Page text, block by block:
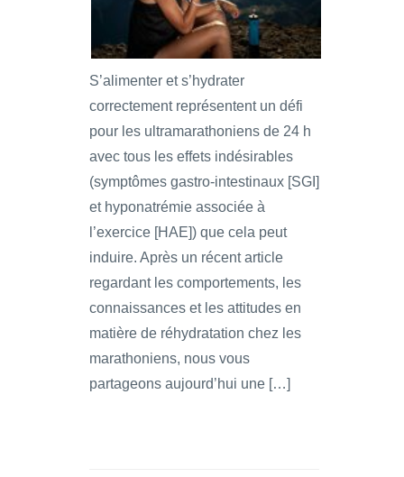
S’alimenter et s’hydrater
correctement représentent un défi
pour les ultramarathoniens de 24 h
avec tous les effets indésirables
(symptômes gastro-intestinaux [SGI]
et hyponatrémie associée à
l’exercice [HAE]) que cela peut
induire. Après un récent article
regardant les comportements, les
connaissances et les attitudes en
matière de réhydratation chez les
marathoniens, nous vous
partageons aujourd’hui une […]